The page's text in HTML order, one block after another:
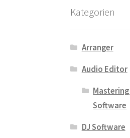
Kategorien
Arranger
Audio Editor
Software
DJ Software